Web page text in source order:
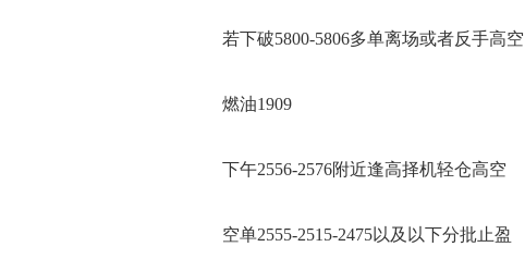
若下破5800-5806多单离场或者反手高空
燃油1909
下午2556-2576附近逢高择机轻仓高空
空单2555-2515-2475以及以下分批止盈